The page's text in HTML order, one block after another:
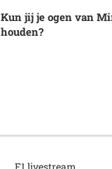
Kun jij je ogen van
houden?